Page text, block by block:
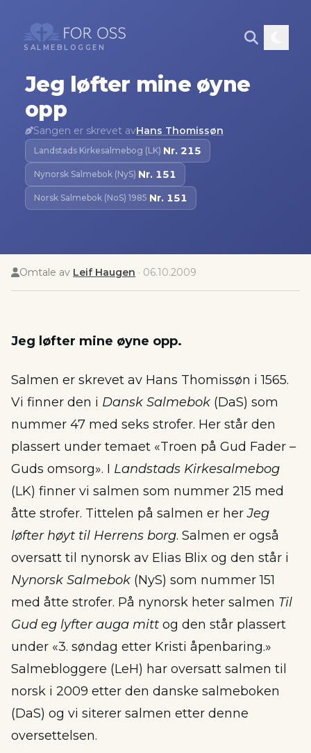
SALMEBLOGGEN
Jeg løfter mine øyne
opp
Sangen er skrevet avHans Thomissøn
Landstads Kirkesalmebog (LK)·Nr. 215
Nynorsk Salmebok (NyS)·Nr. 151
Norsk Salmebok (NoS) 1985·Nr. 151
Omtale av Leif Haugen · 06.10.2009
Jeg løfter mine øyne opp.
Salmen er skrevet av Hans Thomissøn i 1565.
Vi finner den i Dansk Salmebok (DaS) som
nummer 47 med seks strofer. Her står den
plassert under temaet «Troen på Gud Fader –
Guds omsorg». I Landstads Kirkesalmebog
(LK) finner vi salmen som nummer 215 med
åtte strofer. Tittelen på salmen er herJeg
løfter høyt til Herrens borg. Salmen er også
oversatt til nynorsk av Elias Blix og den står i
Nynorsk Salmebok (NyS) som nummer 151
med åtte strofer. På nynorsk heter salmen Til
Gud eg lyfter auga mitt og den står plassert
under «3. søndag etter Kristi åpenbaring.»
Salmebloggere (LeH) har oversatt salmen til
norsk i 2009 etter den danske salmeboken
(DaS) og vi siterer salmen etter denne
oversettelsen.